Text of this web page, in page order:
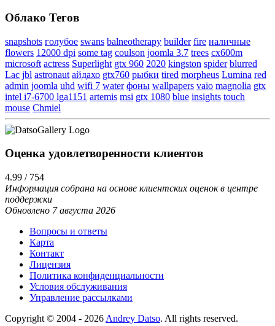
Облако Тегов
snapshots голубое swans balneotherapy builder fire наличные
flowers 12000 dpi some tag coulson joomla 3.7 trees cx600m
microsoft actress Superlight gtx 960 2020 kingston spider blurred
Lac jbl astronaut айдахо gtx760 рыбки tired morpheus Lumina red
admin joomla uhd wifi 7 water фоны wallpapers vaio magnolia gtx
intel i7-6700 lga1151 artemis msi gtx 1080 blue insights touch
mouse Chmiel
Оценка удовлетворенности клиентов
4.99 / 754
Информация собрана на основе клиентских оценок в центре
поддержки
Обновлено 7 августа 2026
Вопросы и ответы
Карта
Контакт
Лицензия
Политика конфиденциальности
Условия обслуживания
Управление рассылками
Copyright © 2004 - 2026 Andrey Datso. All rights reserved.